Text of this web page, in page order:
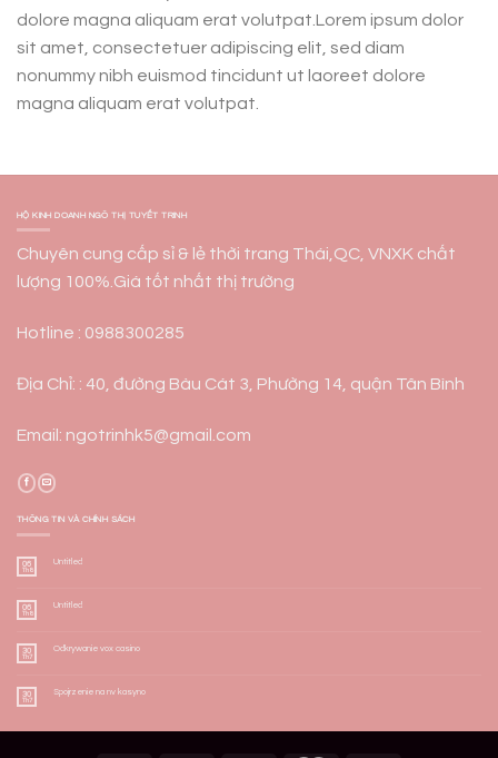
dolore magna aliquam erat volutpat.Lorem ipsum dolor
sit amet, consectetuer adipiscing elit, sed diam
nonummy nibh euismod tincidunt ut laoreet dolore
magna aliquam erat volutpat.
HỘ KINH DOANH NGÔ THỊ TUYẾT TRINH
Chuyên cung cấp sỉ & lẻ thời trang Thái,QC, VNXK chất
lượng 100%.Giá tốt nhất thị trường
Hotline : 0988300285
Địa Chỉ: : 40, đường Bàu Cát 3, Phường 14, quận Tân Bình
Email: ngotrinhk5@gmail.com
THÔNG TIN VÀ CHÍNH SÁCH
06
Th8
Untitled
06
Th8
Untitled
30
Th7
Odkrywanie vox casino
30
Th7
Spojrzenie na nv kasyno